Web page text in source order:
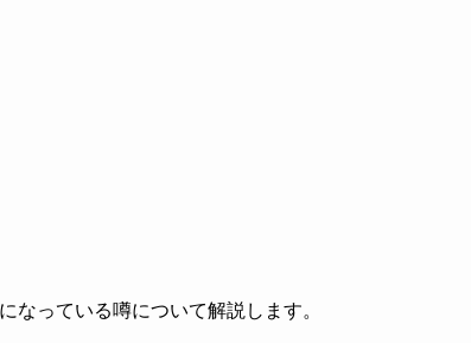
なっている噂について解説します。